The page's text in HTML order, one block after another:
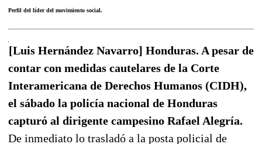
Perfil del líder del movimiento social.
[Luis Hernández Navarro] Honduras. A pesar de
contar con medidas cautelares de la Corte
Interamericana de Derechos Humanos (CIDH),
el sábado la policía nacional de Honduras
capturó al dirigente campesino Rafael Alegría.
De inmediato lo trasladó a la posta policial de